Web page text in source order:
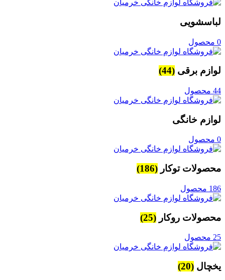
لباسشویی
0 محصول
لوازم برقی (44)
44 محصول
لوازم خانگی
0 محصول
محصولات توکار (186)
186 محصول
محصولات روکار (25)
25 محصول
یخچال (20)